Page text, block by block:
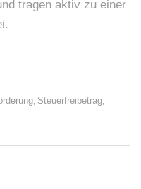
tragen aktiv zu einer
, Steuerfreibetrag,